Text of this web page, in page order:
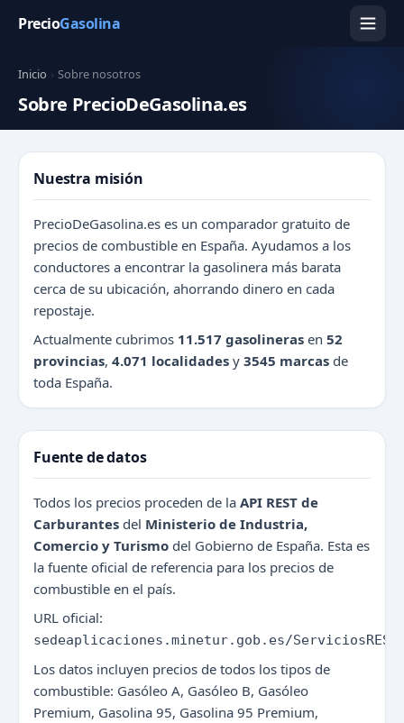
PrecioGasolina
Inicio › Sobre nosotros
Sobre PrecioDeGasolina.es
Nuestra misión
PrecioDeGasolina.es es un comparador gratuito de
precios de combustible en España. Ayudamos a los
conductores a encontrar la gasolinera más barata
cerca de su ubicación, ahorrando dinero en cada
repostaje.
Actualmente cubrimos 11.517 gasolineras en 52
provincias, 4.071 localidades y 3545 marcas de
toda España.
Fuente de datos
Todos los precios proceden de la API REST de
Carburantes del Ministerio de Industria,
Comercio y Turismo del Gobierno de España. Esta es
la fuente oficial de referencia para los precios de
combustible en el país.
URL oficial:
sedeaplicaciones.minetur.gob.es/
Los datos incluyen precios de todos los tipos de
combustible: Gasóleo A, Gasóleo B, Gasóleo
Premium, Gasolina 95, Gasolina 95 Premium,